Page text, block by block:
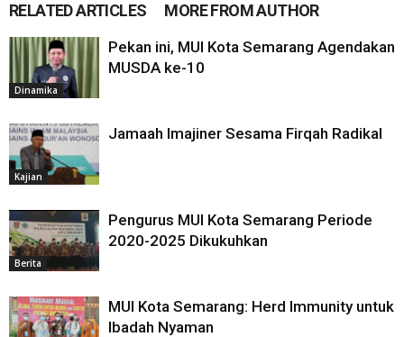
RELATED ARTICLES MORE FROM AUTHOR
Dinamika
Pekan ini, MUI Kota Semarang Agendakan
MUSDA ke-10
Kajian
Jamaah Imajiner Sesama Firqah Radikal
Berita
Pengurus MUI Kota Semarang Periode
2020-2025 Dikukuhkan
MUI Kota Semarang: Herd Immunity untuk
Ibadah Nyaman